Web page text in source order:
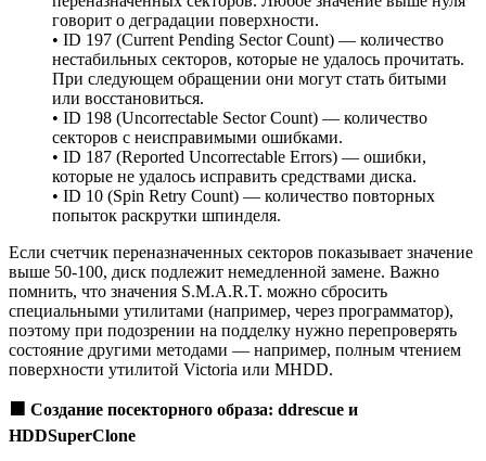
говорит о деградации поверхности.
• ID 197 (Current Pending Sector Count) — количество
нестабильных секторов, которые не удалось прочитать.
При следующем обращении они могут стать битыми
или восстановиться.
• ID 198 (Uncorrectable Sector Count) — количество
секторов с неисправимыми ошибками.
• ID 187 (Reported Uncorrectable Errors) — ошибки,
которые не удалось исправить средствами диска.
• ID 10 (Spin Retry Count) — количество повторных
попыток раскрутки шпинделя.
Если счетчик переназначенных секторов показывает значение
выше 50-100, диск подлежит немедленной замене. Важно
помнить, что значения S.M.A.R.T. можно сбросить
специальными утилитами (например, через программатор),
поэтому при подозрении на подделку нужно перепроверять
состояние другими методами — например, полным чтением
поверхности утилитой Victoria или MHDD.
Создание посекторного образа: ddrescue и
HDDSuperClone